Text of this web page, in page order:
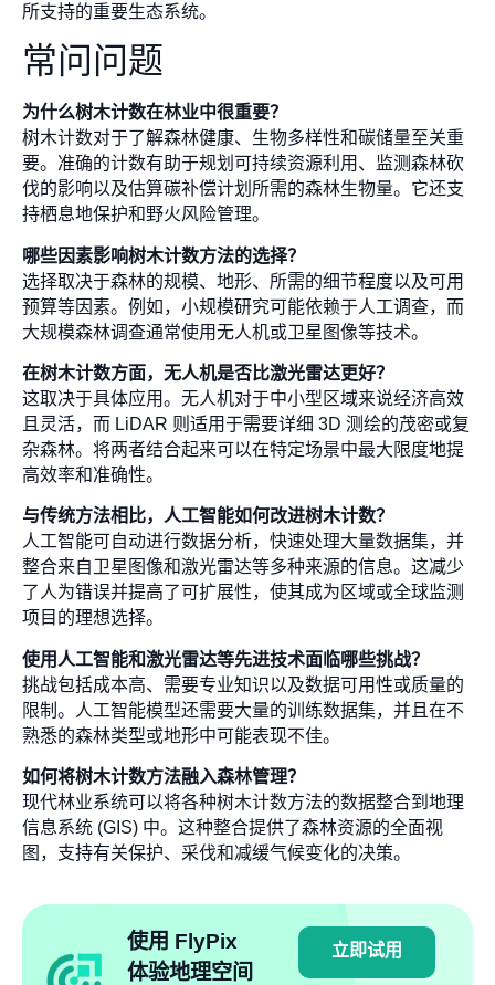
所支持的重要生态系统。
常问问题
为什么树木计数在林业中很重要？
树木计数对于了解森林健康、生物多样性和碳储量至关重
要。准确的计数有助于规划可持续资源利用、监测森林砍
伐的影响以及估算碳补偿计划所需的森林生物量。它还支
持栖息地保护和野火风险管理。
哪些因素影响树木计数方法的选择？
选择取决于森林的规模、地形、所需的细节程度以及可用
预算等因素。例如，小规模研究可能依赖于人工调查，而
大规模森林调查通常使用无人机或卫星图像等技术。
在树木计数方面，无人机是否比激光雷达更好？
这取决于具体应用。无人机对于中小型区域来说经济高效
且灵活，而 LiDAR 则适用于需要详细 3D 测绘的茂密或复
杂森林。将两者结合起来可以在特定场景中最大限度地提
高效率和准确性。
与传统方法相比，人工智能如何改进树木计数？
人工智能可自动进行数据分析，快速处理大量数据集，并
整合来自卫星图像和激光雷达等多种来源的信息。这减少
了人为错误并提高了可扩展性，使其成为区域或全球监测
项目的理想选择。
使用人工智能和激光雷达等先进技术面临哪些挑战？
挑战包括成本高、需要专业知识以及数据可用性或质量的
限制。人工智能模型还需要大量的训练数据集，并且在不
熟悉的森林类型或地形中可能表现不佳。
如何将树木计数方法融入森林管理？
现代林业系统可以将各种树木计数方法的数据整合到地理
信息系统 (GIS) 中。这种整合提供了森林资源的全面视
图，支持有关保护、采伐和减缓气候变化的决策。
使用 FlyPix
体验地理空间
立即试用